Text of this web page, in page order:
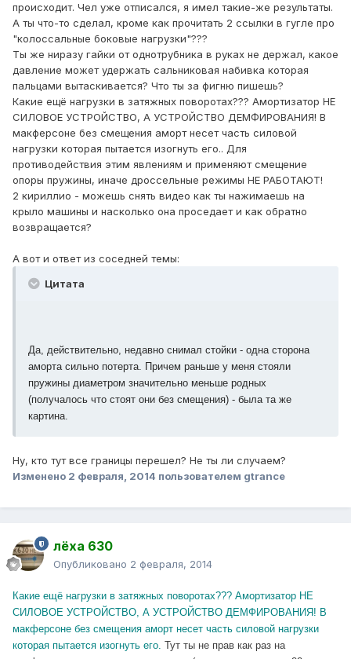
происходит. Чел уже отписался, я имел такие-же результаты.
А ты что-то сделал, кроме как прочитать 2 ссылки в гугле про
"колоссальные боковые нагрузки"???
Ты же ниразу гайки от однотрубника в руках не держал, какое
давление может удержать сальниковая набивка которая
пальцами вытаскивается? Что ты за фигню пишешь?
Какие ещё нагрузки в затяжных поворотах??? Амортизатор НЕ
СИЛОВОЕ УСТРОЙСТВО, А УСТРОЙСТВО ДЕМФИРОВАНИЯ! В
макферсоне без смещения аморт несет часть силовой
нагрузки которая пытается изогнуть его.. Для
противодействия этим явлениям и применяют смещение
опоры пружины, иначе дроссельные режимы НЕ РАБОТАЮТ!
2 кириллио - можешь снять видео как ты нажимаешь на
крыло машины и насколько она проседает и как обратно
возвращается?
А вот и ответ из соседней темы:
Цитата
Да, действительно, недавно снимал стойки - одна сторона
аморта сильно потерта. Причем раньше у меня стояли
пружины диаметром значительно меньше родных
(получалось что стоят они без смещения) - была та же
картина.
Ну, кто тут все границы перешел? Не ты ли случаем?
Изменено 2 февраля, 2014 пользователем gtrance
лёха 630
Опубликовано 2 февраля, 2014
Какие ещё нагрузки в затяжных поворотах??? Амортизатор НЕ
СИЛОВОЕ УСТРОЙСТВО, А УСТРОЙСТВО ДЕМФИРОВАНИЯ! В
макферсоне без смещения аморт несет часть силовой нагрузки
которая пытается изогнуть его. Тут ты не прав как раз на